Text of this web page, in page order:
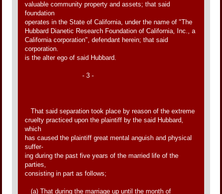
valuable community property and assets; that said
foundation
operates in the State of California, under the name of "The
Hubbard Dianetic Research Foundation of California, Inc., a
California corporation", defendant herein; that said
corporation.
is the alter ego of said Hubbard.
- 3 -
That said separation took place by reason of the extreme
cruelty practiced upon the plaintiff by the said Hubbard,
which
has caused the plaintiff great mental anguish and physical
suffer-
ing during the past five years of the married life of the
parties,
consisting in part as follows;
(a) That during the marriage up until the month of